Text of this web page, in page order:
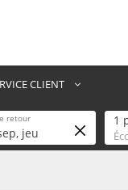
CLIENT
retour
jeu
1